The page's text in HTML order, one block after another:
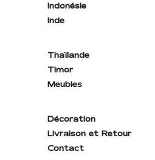
Indonésie
Inde
Thaïlande
Timor
Meubles
Décoration
Livraison et Retour
Contact